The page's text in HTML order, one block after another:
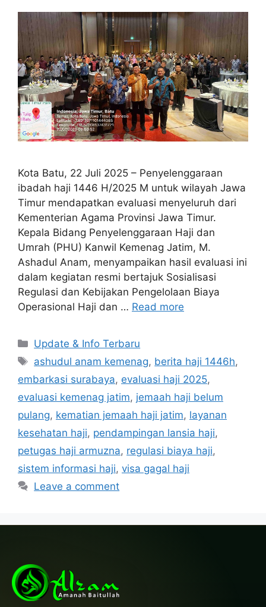
Kota Batu, 22 Juli 2025 – Penyelenggaraan
ibadah haji 1446 H/2025 M untuk wilayah Jawa
Timur mendapatkan evaluasi menyeluruh dari
Kementerian Agama Provinsi Jawa Timur.
Kepala Bidang Penyelenggaraan Haji dan
Umrah (PHU) Kanwil Kemenag Jatim, M.
Ashadul Anam, menyampaikan hasil evaluasi ini
dalam kegiatan resmi bertajuk Sosialisasi
Regulasi dan Kebijakan Pengelolaan Biaya
Operasional Haji dan … Read more
Categories
Update & Info Terbaru
Tags
ashudul anam kemenag, berita haji 1446h,
embarkasi surabaya, evaluasi haji 2025,
evaluasi kemenag jatim, jemaah haji belum
pulang, kematian jemaah haji jatim, layanan
kesehatan haji, pendampingan lansia haji,
petugas haji armuzna, regulasi biaya haji,
sistem informasi haji, visa gagal haji
Leave a comment